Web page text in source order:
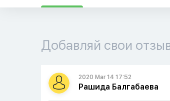
Добавляй свои
2020 Mar 14 17:52
Рашида Балгабаева